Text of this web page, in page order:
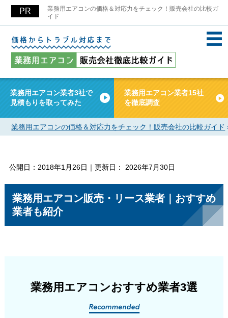
業務用エアコンの価格＆対応力をチェック！販売会社の比較ガ
イド
業務用エアコン業者3社で
見積もりを取ってみた
業務用エアコン業者15社
を徹底調査
業務用エアコンの価格＆対応力をチェック！販売会社の比較ガイド
公開日： 2018年1月26日 ｜更新日： 2026年7月30日
業務用エアコン販売・リース業者｜おすすめ
業者も紹介
業務用エアコンおすすめ業者3選